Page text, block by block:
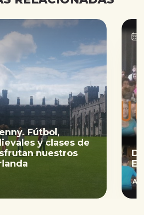
Fútbol,
y clases de
nuestros